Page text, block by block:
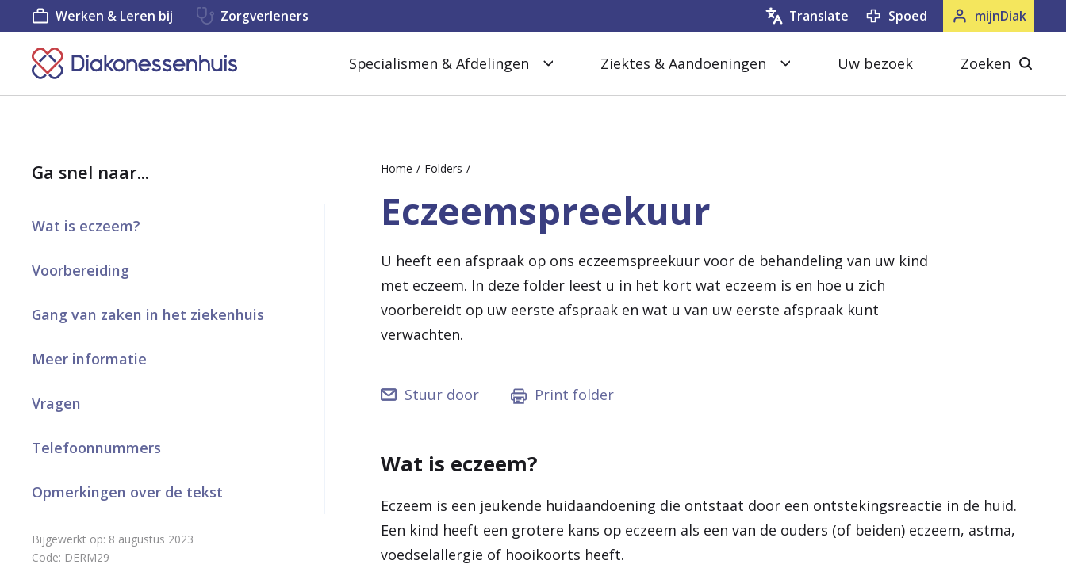
K
e
t
r
u
n
r
h
m
Specialismen & Afdelingen Ziektes & Aandoeningen Uw bezoek
Zoeken
Werken & Leren bij Zorgverleners mijnDiak
Spoed
Translate
Ga snel naar...
Wat is eczeem?
Voorbereiding
Gang van zaken in het ziekenhuis
Meer informatie
Vragen
Telefoonnummers
Opmerkingen over de tekst
Bijgewerkt op: 8 augustus 2023
Code: DERM29
Home Folders
Eczeemspreekuur
U heeft een afspraak op ons eczeemspreekuur voor de behandeling van uw kind
met eczeem. In deze folder leest u in het kort wat eczeem is en hoe u zich
voorbereidt op uw eerste afspraak en wat u van uw eerste afspraak kunt
verwachten.
Stuur door Print folder
Wat is eczeem?
Eczeem is een jeukende huidaandoening die ontstaat door een ontstekingsreactie in de huid.
Een kind heeft een grotere kans op eczeem als een van de ouders (of beiden) eczeem, astma,
voedselallergie of hooikoorts heeft.